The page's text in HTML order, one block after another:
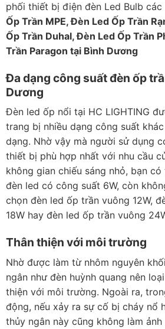
phối thiết bị điện đèn Led Bulb
Ốp Trần MPE, Đèn Led Ốp Trần
Ốp Trần Duhal, Đèn Led Ốp Trần
Trần Paragon tại Bình Dương
Đa dạng công suất đèn ốp
Dương
Đèn led ốp nổi tại HC LIGHTING
trang bị nhiều dạng công suất
dạng. Nhờ vậy mà người sử dụng
thiết bị phù hợp nhất với nhu cầu
không gian chiếu sáng nhỏ, bạn
đèn led có công suất 6W, còn
chọn đèn led ốp trần vuông 12W,
18W hay đèn led ốp trần vuông
Thân thiện với môi trường
Nhờ được làm từ nhôm nguyên
ngân như đèn huỳnh quang nên
thiện với môi trường. Ngoài ra,
động, nếu xảy ra sự cố bị cháy nổ
thủy ngân này cũng không làm